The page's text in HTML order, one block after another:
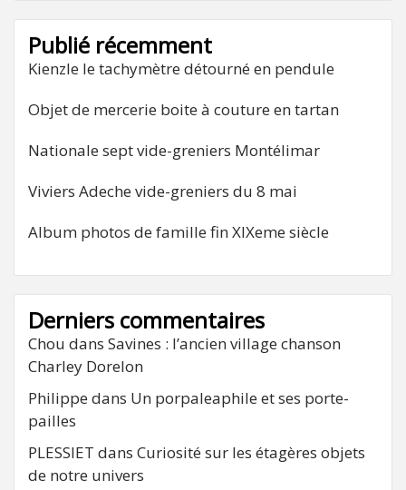
Publié récemment
Kienzle le tachymètre détourné en pendule
Objet de mercerie boite à couture en tartan
Nationale sept vide-greniers Montélimar
Viviers Adeche vide-greniers du 8 mai
Album photos de famille fin XIXeme siècle
Derniers commentaires
Chou dans Savines : l’ancien village chanson
Charley Dorelon
Philippe dans Un porpaleaphile et ses porte-
pailles
PLESSIET dans Curiosité sur les étagères objets
de notre univers